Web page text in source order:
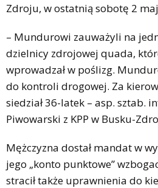
Zdroju, w ostatnią sobotę 2
– Mundurowi zauważyli na
dzielnicy zdrojowej quada,
wprowadzał w poślizg.
do kontroli drogowej. Za
siedział 36-latek – asp. sztab.
Piwowarski z KPP w Busku-
Mężczyzna dostał mandat w
jego „konto punktowe”
stracił także uprawnienia do